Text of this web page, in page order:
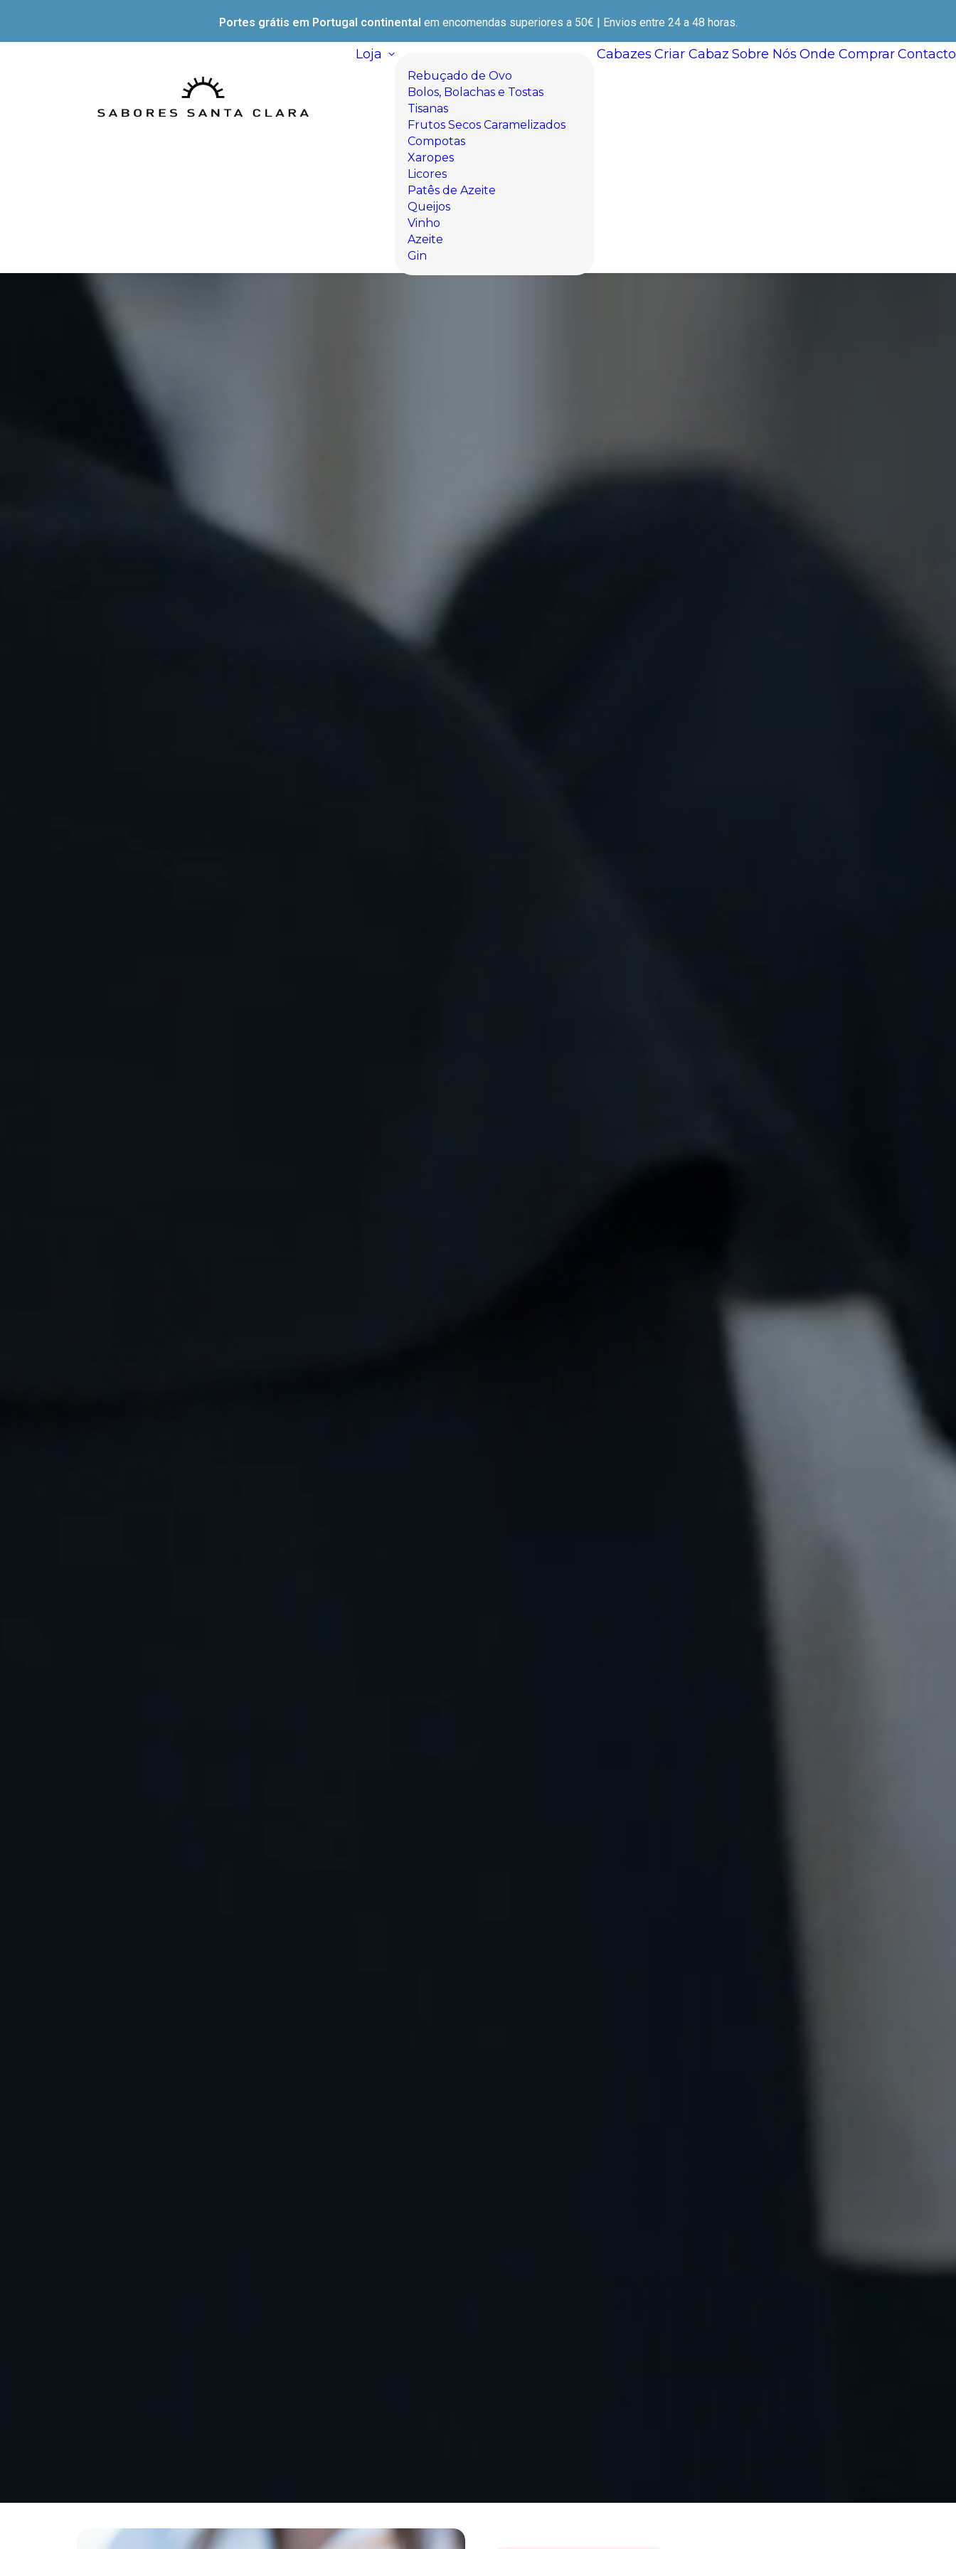
Portes grátis em Portugal continental em encomendas superiores a 50€ | Envios entre 24 a 48 horas.
Loja
Rebuçado de Ovo
Bolos, Bolachas e Tostas
Tisanas
Frutos Secos Caramelizados
Compotas
Xaropes
Licores
Patês de Azeite
Queijos
Vinho
Azeite
Gin
Cabazes Criar Cabaz Sobre Nós Onde Comprar